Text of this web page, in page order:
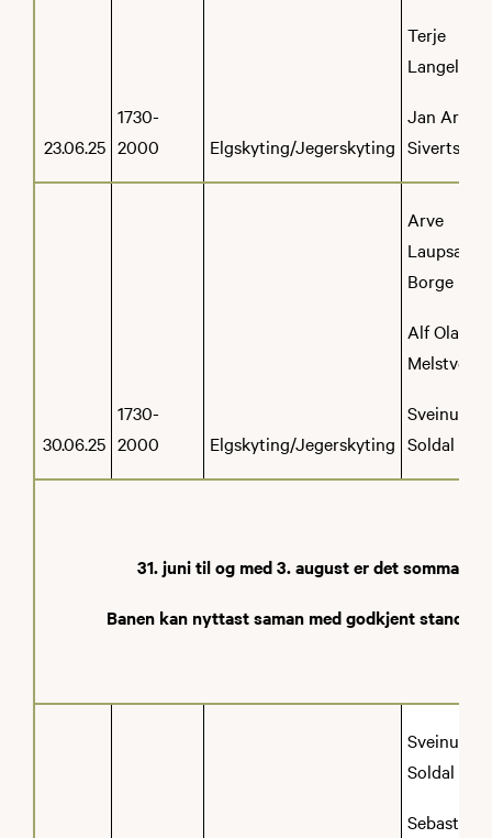
23.06.25
1730-
2000
Elgskyting/Jegerskyting
Terje
Langeland
Jan Aril
Sivertsen
30.06.25
1730-
2000
Elgskyting/Jegerskyting
Arve
Laupsa-
Borge
Alf Olav
Melstveit
Sveinung
Soldal
31. juni til og med 3. august er det
Banen kan nyttast saman med godkjent
Sveinung
Soldal
Sebastian